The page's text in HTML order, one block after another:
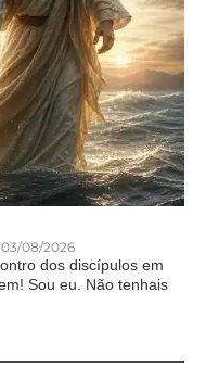
03/08/2026
dos discípulos em
Sou eu. Não tenhais